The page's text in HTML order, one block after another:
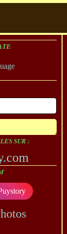
SUR :